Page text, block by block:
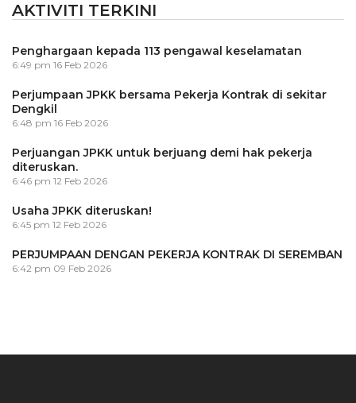
AKTIVITI TERKINI
Penghargaan kepada 113 pengawal keselamatan
6:49 pm 16 Feb 2026
Perjumpaan JPKK bersama Pekerja Kontrak di sekitar
Dengkil
6:48 pm 16 Feb 2026
Perjuangan JPKK untuk berjuang demi hak pekerja
diteruskan.
6:46 pm 12 Feb 2026
Usaha JPKK diteruskan!
6:45 pm 12 Feb 2026
PERJUMPAAN DENGAN PEKERJA KONTRAK DI SEREMBAN
6:42 pm 09 Feb 2026